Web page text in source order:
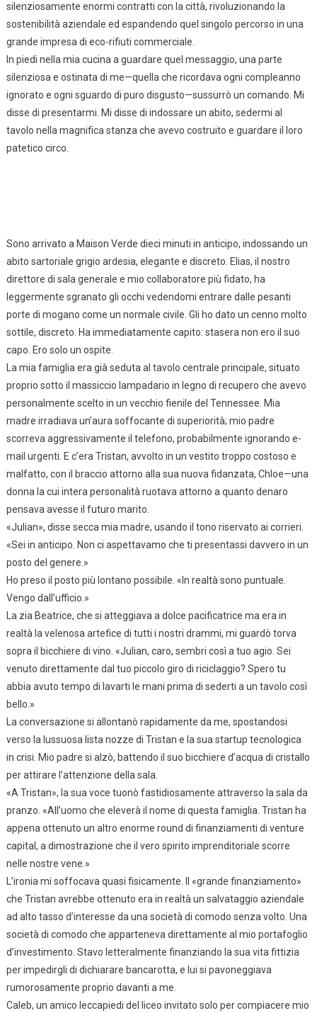
silenziosamente enormi contratti con la città, rivoluzionando la
sostenibilità aziendale ed espandendo quel singolo percorso in una
grande impresa di eco-rifiuti commerciale.
In piedi nella mia cucina a guardare quel messaggio, una parte
silenziosa e ostinata di me—quella che ricordava ogni compleanno
ignorato e ogni sguardo di puro disgusto—sussurrò un comando. Mi
disse di presentarmi. Mi disse di indossare un abito, sedermi al
tavolo nella magnifica stanza che avevo costruito e guardare il loro
patetico circo.
Sono arrivato a Maison Verde dieci minuti in anticipo, indossando un
abito sartoriale grigio ardesia, elegante e discreto. Elias, il nostro
direttore di sala generale e mio collaboratore più fidato, ha
leggermente sgranato gli occhi vedendomi entrare dalle pesanti
porte di mogano come un normale civile. Gli ho dato un cenno molto
sottile, discreto. Ha immediatamente capito: stasera non ero il suo
capo. Ero solo un ospite.
La mia famiglia era già seduta al tavolo centrale principale, situato
proprio sotto il massiccio lampadario in legno di recupero che avevo
personalmente scelto in un vecchio fienile del Tennessee. Mia
madre irradiava un’aura soffocante di superiorità; mio padre
scorreva aggressivamente il telefono, probabilmente ignorando e-
mail urgenti. E c’era Tristan, avvolto in un vestito troppo costoso e
malfatto, con il braccio attorno alla sua nuova fidanzata, Chloe—una
donna la cui intera personalità ruotava attorno a quanto denaro
pensava avesse il futuro marito.
«Julian», disse secca mia madre, usando il tono riservato ai corrieri.
«Sei in anticipo. Non ci aspettavamo che ti presentassi davvero in un
posto del genere.»
Ho preso il posto più lontano possibile. «In realtà sono puntuale.
Vengo dall’ufficio.»
La zia Beatrice, che si atteggiava a dolce pacificatrice ma era in
realtà la velenosa artefice di tutti i nostri drammi, mi guardò torva
sopra il bicchiere di vino. «Julian, caro, sembri così a tuo agio. Sei
venuto direttamente dal tuo piccolo giro di riciclaggio? Spero tu
abbia avuto tempo di lavarti le mani prima di sederti a un tavolo così
bello.»
La conversazione si allontanò rapidamente da me, spostandosi
verso la lussuosa lista nozze di Tristan e la sua startup tecnologica
in crisi. Mio padre si alzò, battendo il suo bicchiere d’acqua di cristallo
per attirare l’attenzione della sala.
«A Tristan», la sua voce tuonò fastidiosamente attraverso la sala da
pranzo. «All’uomo che eleverà il nome di questa famiglia. Tristan ha
appena ottenuto un altro enorme round di finanziamenti di venture
capital, a dimostrazione che il vero spirito imprenditoriale scorre
nelle nostre vene.»
L’ironia mi soffocava quasi fisicamente. Il «grande finanziamento»
che Tristan avrebbe ottenuto era in realtà un salvataggio aziendale
ad alto tasso d’interesse da una società di comodo senza volto. Una
società di comodo che apparteneva direttamente al mio portafoglio
d’investimento. Stavo letteralmente finanziando la sua vita fittizia
per impedirgli di dichiarare bancarotta, e lui si pavoneggiava
rumorosamente proprio davanti a me.
Caleb, un amico leccapiedi del liceo invitato solo per compiacere mio